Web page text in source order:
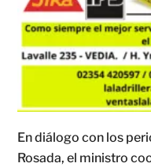
En diálogo con los
Rosada, el ministro